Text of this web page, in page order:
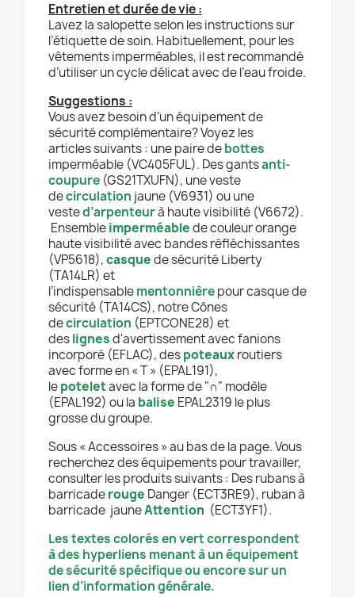
Entretien et durée de vie :
Lavez la salopette selon les instructions sur
l’étiquette de soin. Habituellement, pour les
vêtements imperméables, il est recommandé
d’utiliser un cycle délicat avec de l’eau froide.
Suggestions :
Vous avez besoin d’un équipement de
sécurité complémentaire? Voyez les
articles suivants : une paire debottes
imperméable (VC405FUL). Des gantsanti-
coupure (GS21TXUFN), une veste
decirculation jaune (V6931) ou une
vested’arpenteurà hautevisibilité (V6672).
Ensembleimperméablede couleur orange
haute visibilité avec bandes réfléchissantes
(VP5618),casquede sécurité Liberty
(TA14LR) et
l’indispensablementonnièrepour casque de
sécurité (TA14CS), notre Cônes
decirculation (EPTCONE28) et
deslignesd'avertissement avec fanions
incorporé (EFLAC), despoteauxroutiers
avec forme en « T » (EPAL191),
lepoteletavec la forme de "∩" modèle
(EPAL192) ou la balise EPAL2319 le plus
grosse du groupe.
Sous «Accessoires»au bas de la page. Vous
recherchez deséquipements pour travailler,
consulter les produits suivants: Des rubans à
barricaderouge Danger (ECT3RE9), ruban à
barricade jauneAttention (ECT3YF1).
Les textes colorés en vert correspondent
à des hyperliens menant à un équipement
de sécurité spécifique ou encore sur un
lien d’information générale.